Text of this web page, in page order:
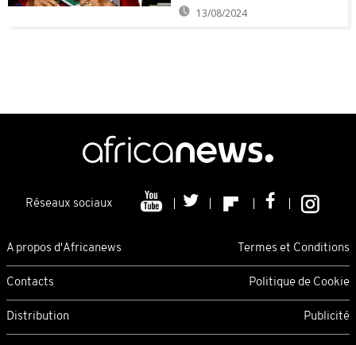
13/08/2024
Réseaux sociaux
A propos d'Africanews Termes et Conditions
Contacts Politique de Cookie
Distribution Publicité